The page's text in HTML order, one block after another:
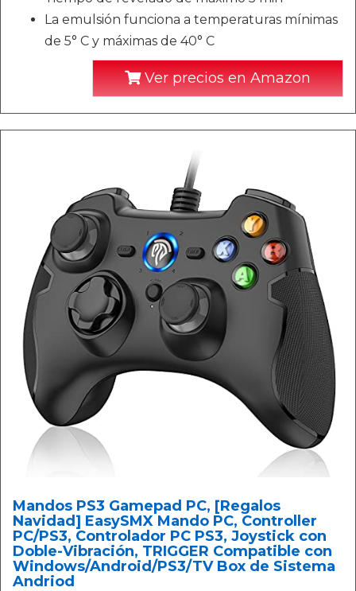
La emulsión funciona a temperaturas mínimas
de 5° C y máximas de 40° C
Ver precios en Amazon
Mandos PS3 Gamepad PC, [Regalos
Navidad] EasySMX Mando PC, Controller
PC/PS3, Controlador PC PS3, Joystick con
Doble-Vibración, TRIGGER Compatible con
Windows/Android/PS3/TV Box de Sistema
Andriod